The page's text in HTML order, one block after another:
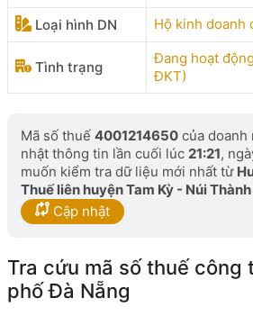
Loại hình DN
Hộ kinh doanh
Tình trạng
Đang hoạt
ĐKT)
Mã số thuế 4001214650 của doanh
nhật thông tin lần cuối lúc 21:21,
muốn kiểm tra dữ liệu mới nhất từ
Thuế liên huyện Tam Kỳ - Núi
Cập nhật
Tra cứu mã số thuế công
phố Đà Nẵng